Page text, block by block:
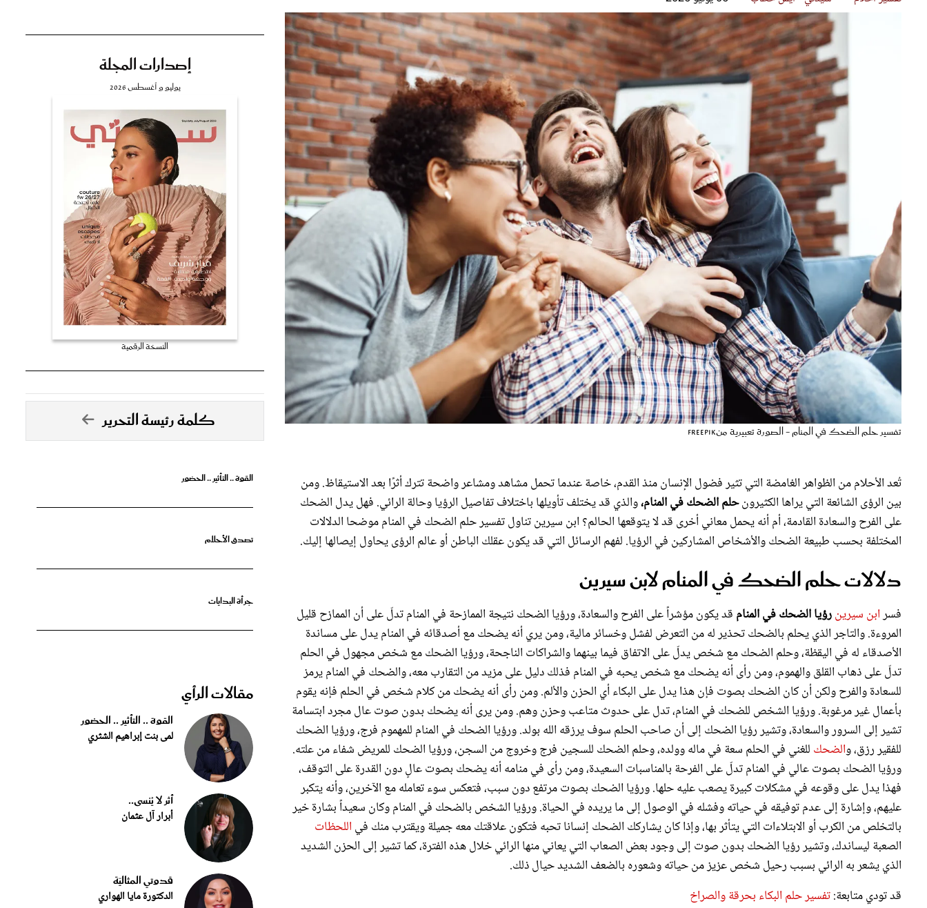
تفسير حلم الضحك في المنام - الصورة تعبيرية منfreepik
تُعد الأحلام من الظواهر الغامضة التي تثير فضول الإنسان منذ القدم، خاصة عندما تحمل مشاهد ومشاعر واضحة تترك أثرًا بعد الاستيقاظ. ومن
بين الرؤى الشائعة التي يراها الكثيرونحلم الضحك في المنام،والذي قد يختلف تأويلها باختلاف تفاصيل الرؤيا وحالة الرائي. فهل يدل الضحك
على الفرح والسعادة القادمة، أم أنه يحمل معاني أخرى قد لا يتوقعها الحالم؟ ابن سيرين تناول تفسير حلم الضحك في المنام موضحا الدلالات
المختلفة بحسب طبيعة الضحك والأشخاص المشاركين في الرؤيا. لفهم الرسائل التي قد يكون عقلك الباطن أو عالم الرؤى يحاول إيصالها إليك.
دلالات حلم الضحك في المنام لابن سيرين
فسرابن سيرينرؤيا الضحك في المنام قد يكون مؤشراً على الفرح والسعادة، ورؤيا الضحك نتيجة الممازحة في المنام تدلّ على أن الممازح قليل
المروءة. والتاجر الذي يحلم بالضحك تحذير له من التعرض لفشل وخسائر مالية، ومن يري أنه يضحك مع أصدقائه في المنام يدل على مساندة
الأصدقاء له في اليقظة، وحلم الضحك مع شخص يدلّ على الاتفاق فيما بينهما والشراكات الناجحة، ورؤيا الضحك مع شخص مجهول في الحلم
تدلّ على ذهاب القلق والهموم، ومن رأى أنه يضحك مع شخص يحبه في المنام فذلك دليل على مزيد من التقارب معه، والضحك في المنام يرمز
للسعادة والفرح ولكن أن كان الضحك بصوت فإن هذا يدل على البكاء أي الحزن والألم. ومن رأى أنه يضحك من كلام شخص في الحلم فإنه يقوم
بأعمال غير مرغوبة. ورؤيا الشخص للضحك في المنام، تدل على حدوث متاعب وحزن وهم. ومن يرى أنه يضحك بدون صوت عال مجرد ابتسامة
تشير إلى السرور والسعادة، وتشير رؤيا الضحك إلى أن صاحب الحلم سوف يرزقه الله بولد. ورؤيا الضحك في المنام للمهموم فرج، ورؤيا الضحك
للفقير رزق، والضحك للغني في الحلم سعة في ماله وولده، وحلم الضحك للسجين فرج وخروج من السجن، ورؤيا الضحك للمريض شفاء من علته.
ورؤيا الضحك بصوت عالي في المنام تدلّ على الفرحة بالمناسبات السعيدة، ومن رأى في منامه أنه يضحك بصوت عالٍ دون القدرة على التوقف،
فهذا يدل على وقوعه في مشكلات كبيرة يصعب عليه حلها. ورؤيا الضحك بصوت مرتفع دون سبب، فتعكس سوء تعامله مع الآخرين، وأنه يتكبر
عليهم، وإشارة إلى عدم توفيقه في حياته وفشله في الوصول إلى ما يريده في الحياة. ورؤيا الشخص بالضحك في المنام وكان سعيداً بشارة خير
بالتخلص من الكرب أو الابتلاءات التي يتأثر بها، وإذا كان يشاركك الضحك إنسانا تحبه فتكون علاقتك معه جميلة ويقترب منك في اللحظات
الصعبة ليساندك، وتشير رؤيا الضحك بدون صوت إلى وجود بعض الصعاب التي يعاني منها الرائي خلال هذه الفترة، كما تشير إلى الحزن الشديد
الذي يشعر به الرائي بسبب رحيل شخص عزيز من حياته وشعوره بالضعف الشديد حيال ذلك.
قد تودي متابعة:تفسير حلم البكاء بحرقة والصراخ
إصدارات المجلة
يوليو و أغسطس 2026
النسخة الرقمية
كلمة رئيسة التحرير
القوة .. التأثير .. الحضور
تصدق الأحلام
جرأة البدايات
مقالات الرأي
القوة .. التأثير .. الحضور
لمى بنت إبراهيم الشثري
أثر لا يُنسى..
أبرار آل عثمان
قدوتي المثاليّة
الدكتورة مايا الهواري
قصص ملهمة
ستايل
تقارير
عروس سيدتي
تطبيقات سيدتي
دليل السفر
آخر الأخبار
مجلة سيدتي
غلاف رفمي